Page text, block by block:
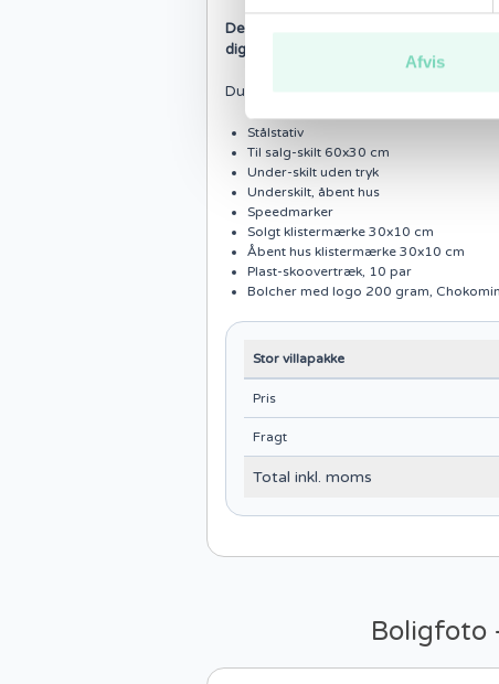
Afvis
Denne pakke giver din bolig ekstra
dig klar til åbent hus.
Du får:
Stålstativ
Til salg-skilt 60x30 cm
Under-skilt uden tryk
Underskilt, åbent hus
Speedmarker
Solgt klistermærke 30x10 cm
Åbent hus klistermærke 30x10 cm
Plast-skoovertræk, 10 par
Bolcher med logo 200 gram,
Stor villapakke
Pris
Fragt
Total inkl. moms
Boligfoto